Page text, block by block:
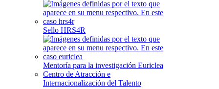
Sello HRS4R
Mentoría para la investigación Euriclea
Centro de Atracción e
Internacionalización del Talento